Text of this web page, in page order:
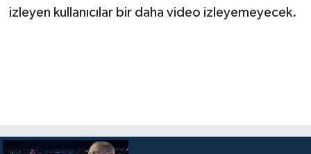
izleyen kullanıcılar bir daha video izleyemeyecek.